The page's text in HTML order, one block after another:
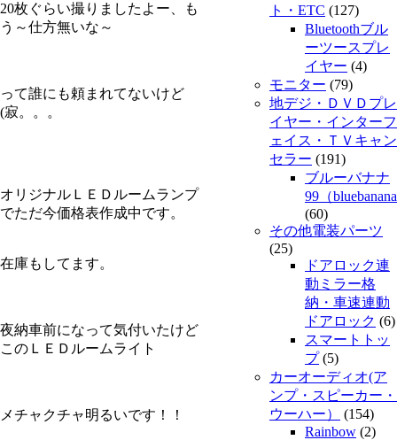
20枚ぐらい撮りましたよー、も
う～仕方無いな～
って誰にも頼まれてないけど
(寂。。。
オリジナルＬＥＤルームランプ
でただ今価格表作成中です。
在庫もしてます。
夜納車前になって気付いたけど
このＬＥＤルームライト
メチャクチャ明るいです！！
ト・ETC (127)
Bluetoothブル
ーツースプレ
イヤー (4)
モニター (79)
地デジ・ＤＶＤプレ
イヤー・インターフ
ェイス・ＴＶキャン
セラー (191)
ブルーバナナ
99（
(60)
その他電装パーツ
(25)
ドアロック連
動ミラー格
納・車速連動
ドアロック (6)
スマートトッ
プ(5)
カーオーディオ(ア
ンプ・スピーカー・
ウーハー）
(154)
Rainbow (2)